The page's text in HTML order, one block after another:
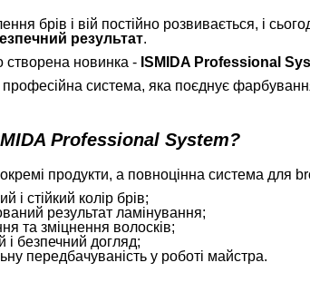
брів і вій постійно розвивається, і
результат.
створена новинка - ISMIDA Professional
система, яка поєднує
Professional System?
продукти, а повноцінна система для
і стійкий колір брів;
результат ламінування;
та зміцнення волосків;
і безпечний догляд;
передбачуваність у роботі майстра.